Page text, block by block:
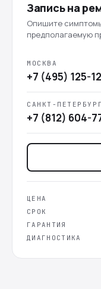
Запись на
Опишите
предполагаемую
МОСКВА
+7 (495) 125-
САНКТ-ПЕТЕРБУРГ
+7 (812) 604-
ЦЕНА
СРОК
ГАРАНТИЯ
ДИАГНОСТИКА